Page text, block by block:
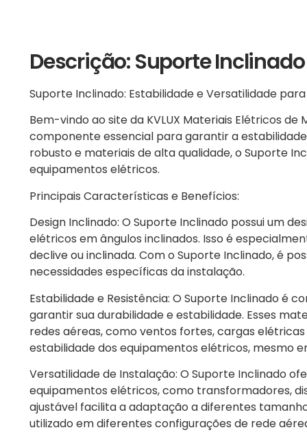
Descrição: Suporte Inclinado
Suporte Inclinado: Estabilidade e Versatilidade
Bem-vindo ao site da KVLUX Materiais Elétricos
componente essencial para garantir a
robusto e materiais de alta qualidade, o Suporte
equipamentos elétricos.
Principais Características e Benefícios:
Design Inclinado: O Suporte Inclinado possui um
elétricos em ângulos inclinados. Isso é
declive ou inclinada. Com o Suporte Inclinado, é
necessidades específicas da instalação.
Estabilidade e Resistência: O Suporte Inclinado é
garantir sua durabilidade e estabilidade. Esses
redes aéreas, como ventos fortes, cargas
estabilidade dos equipamentos elétricos, mesmo
Versatilidade de Instalação: O Suporte Inclinado
equipamentos elétricos, como transformadores,
ajustável facilita a adaptação a diferentes
utilizado em diferentes configurações de rede